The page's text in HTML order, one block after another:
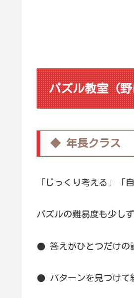
パズル教室（
◆ 年長クラス
「じっくり考える」「
パズルの難易度も少し
● 答えがひとつだけの
● パターンを見つけて